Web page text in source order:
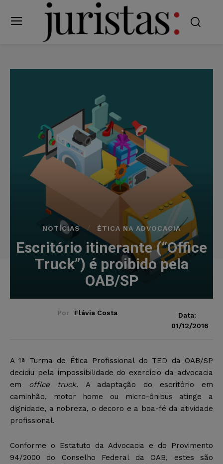
NOTÍCIAS ÉTICA NA ADVOCACIA
Escritório itinerante (“Office
Truck”) é proibido pela
OAB/SP
Por Flávia Costa
Data:
01/12/2016
A 1ª Turma de Ética Profissional do TED da OAB/SP
decidiu pela impossibilidade do exercício da advocacia
em office truck. A adaptação do escritório em
caminhão, motor home ou micro-ônibus atinge a
dignidade, a nobreza, o decoro e a boa-fé da atividade
profissional.
Conforme o Estatuto da Advocacia e do Provimento
94/2000 do Conselho Federal da OAB, estes são